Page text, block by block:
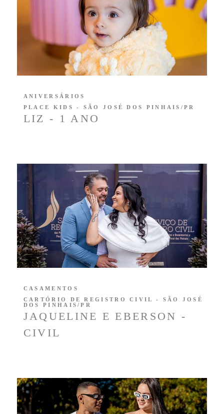
LIZ - 1 ANO
ANIVERSÁRIOS
PLACE KIDS - SÃO JOSÉ DOS PINHAIS/PR
JAQUELINE E EBERSON -
CIVIL
CASAMENTOS
CARTÓRIO DE REGISTRO CIVIL - SÃO JOSÉ
DOS PINHAIS/PR